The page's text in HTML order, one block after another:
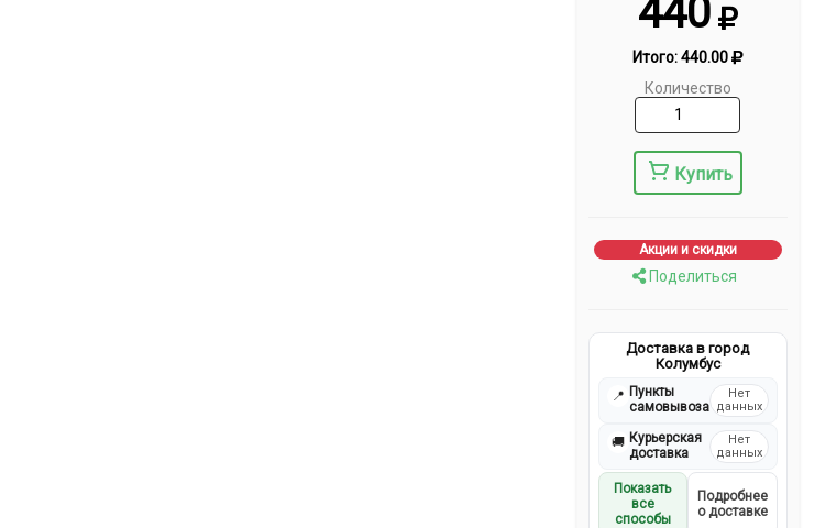
440
Итого:440.00
Количество
Купить
Акции и скидки
Поделиться
Доставка в город
Колумбус
📍 Пункты
самовывоза
Нет
данных
🚚 Курьерская
доставка
Нет
данных
Показать
все
способы
Подробнее
о доставке